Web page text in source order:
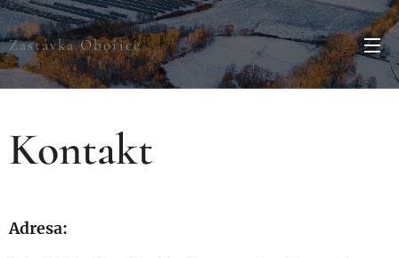
Zastávka Obořice
Kontakt
Adresa: